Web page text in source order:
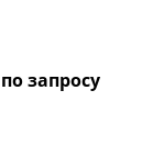
по запросу